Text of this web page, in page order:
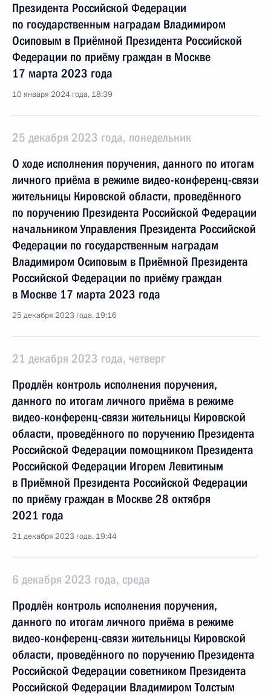
Президента Российской Федерации
по государственным наградам Владимиром
Осиповым в Приёмной Президента Российской
Федерации по приёму граждан в Москве
17 марта 2023 года
10 января 2024 года, 18:39
25 декабря 2023 года, понедельник
О ходе исполнения поручения, данного по итогам
личного приёма в режиме видео-конференц-связи
жительницы Кировской области, проведённого
по поручению Президента Российской Федерации
начальником Управления Президента Российской
Федерации по государственным наградам
Владимиром Осиповым в Приёмной Президента
Российской Федерации по приёму граждан
в Москве 17 марта 2023 года
25 декабря 2023 года, 19:16
21 декабря 2023 года, четверг
Продлён контроль исполнения поручения,
данного по итогам личного приёма в режиме
видео-конференц-связи жительницы Кировской
области, проведённого по поручению Президента
Российской Федерации помощником Президента
Российской Федерации Игорем Левитиным
в Приёмной Президента Российской Федерации
по приёму граждан в Москве 28 октября
2021 года
21 декабря 2023 года, 19:44
6 декабря 2023 года, среда
Продлён контроль исполнения поручения,
данного по итогам личного приёма в режиме
видео-конференц-связи жительницы Кировской
области, проведённого по поручению Президента
Российской Федерации советником Президента
Российской Федерации Владимиром Толстым